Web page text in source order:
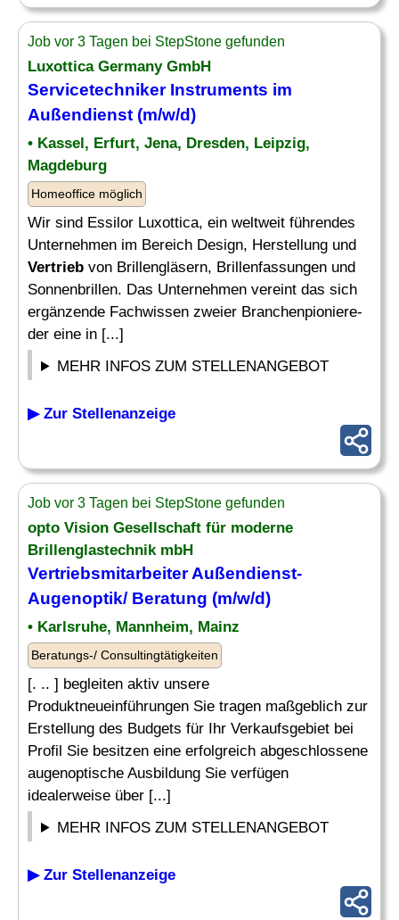
Job vor 3 Tagen bei StepStone gefunden
Luxottica Germany GmbH
Servicetechniker Instruments im
Außendienst (m/w/d)
• Kassel, Erfurt, Jena, Dresden, Leipzig,
Magdeburg
Homeoffice möglich
Wir sind Essilor Luxottica, ein weltweit führendes
Unternehmen im Bereich Design, Herstellung und
Vertrieb von Brillengläsern, Brillenfassungen und
Sonnenbrillen. Das Unternehmen vereint das sich
ergänzende Fachwissen zweier Branchenpioniere-
der eine in [...]
MEHR INFOS ZUM STELLENANGEBOT
▶ Zur Stellenanzeige
Job vor 3 Tagen bei StepStone gefunden
opto Vision Gesellschaft für moderne
Brillenglastechnik mbH
Vertriebsmitarbeiter Außendienst-
Augenoptik/ Beratung (m/w/d)
• Karlsruhe, Mannheim, Mainz
Beratungs-/ Consultingtätigkeiten
[. .. ] begleiten aktiv unsere
Produktneueinführungen Sie tragen maßgeblich zur
Erstellung des Budgets für Ihr Verkaufsgebiet bei
Profil Sie besitzen eine erfolgreich abgeschlossene
augenoptische Ausbildung Sie verfügen
idealerweise über [...]
MEHR INFOS ZUM STELLENANGEBOT
▶ Zur Stellenanzeige